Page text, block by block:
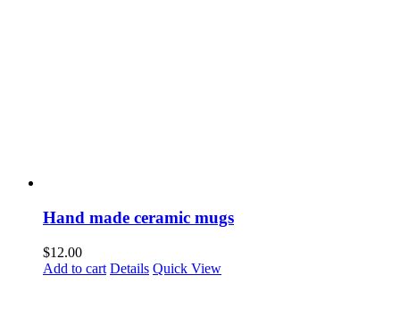
Hand made ceramic mugs
$12.00
Add to cart Details Quick View